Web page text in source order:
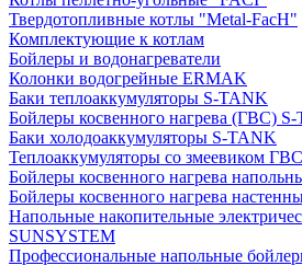
Твердотопливные котлы "Metal-FacH"
Комплектующие к котлам
Бойлеры и водонагреватели
Колонки водогрейные ERMAK
Баки теплоаккумуляторы S-TANK
Бойлеры косвенного нагрева (ГВС)
Баки холодоаккумуляторы S-TANK
Теплоаккумуляторы со змеевиком
Бойлеры косвенного нагрева
Бойлеры косвенного нагрева
Напольные накопительные
SUNSYSTEM
Профессиональные напольные